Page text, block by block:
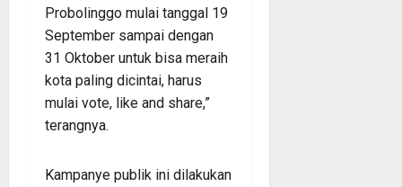
Probolinggo mulai tanggal 19
September sampai dengan
31 Oktober untuk bisa meraih
kota paling dicintai, harus
mulai vote, like and share,”
terangnya.
Kampanye publik ini dilakukan